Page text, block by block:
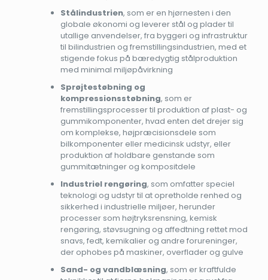
Stålindustrien, som er en hjørnesten i den
globale økonomi og leverer stål og plader til
utallige anvendelser, fra byggeri og infrastruktur
til bilindustrien og fremstillingsindustrien, med et
stigende fokus på bæredygtig stålproduktion
med minimal miljøpåvirkning
Sprøjtestøbning og
kompressionsstøbning, som er
fremstillingsprocesser til produktion af plast- og
gummikomponenter, hvad enten det drejer sig
om komplekse, højpræcisionsdele som
bilkomponenter eller medicinsk udstyr, eller
produktion af holdbare genstande som
gummitætninger og kompositdele
Industriel rengøring, som omfatter speciel
teknologi og udstyr til at opretholde renhed og
sikkerhed i industrielle miljøer, herunder
processer som højtryksrensning, kemisk
rengøring, støvsugning og affedtning rettet mod
snavs, fedt, kemikalier og andre forureninger,
der ophobes på maskiner, overflader og gulve
Sand- og vandblæsning, som er kraftfulde